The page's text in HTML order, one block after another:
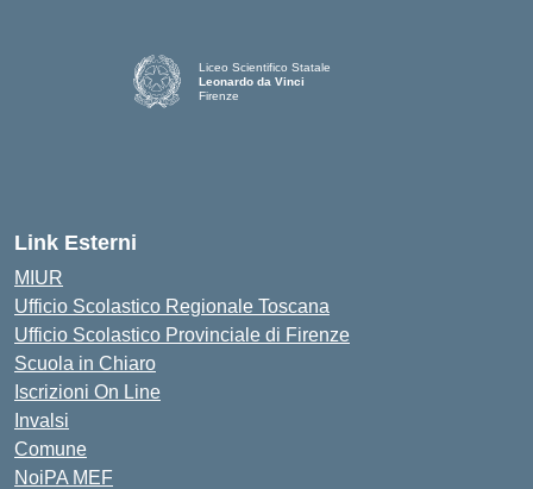
Liceo Scientifico Statale
Leonardo da Vinci
Firenze
Link Esterni
MIUR
Ufficio Scolastico Regionale Toscana
Ufficio Scolastico Provinciale di Firenze
Scuola in Chiaro
Iscrizioni On Line
Invalsi
Comune
NoiPA MEF